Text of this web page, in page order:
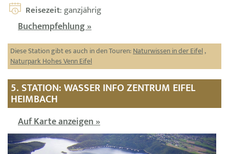
Reisezeit: ganzjährig
Buchempfehlung »
Diese Station gibt es auch in den Touren:Naturwissen in der Eifel,
Naturpark Hohes Venn Eifel
5. STATION: WASSER INFO ZENTRUM EIFEL
HEIMBACH
Auf Karte anzeigen »